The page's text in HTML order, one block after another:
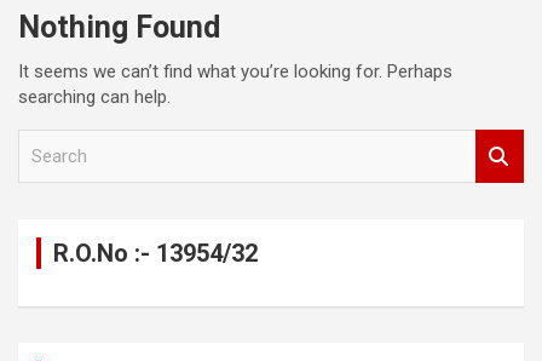
Nothing Found
It seems we can’t find what you’re looking for. Perhaps
searching can help.
R.O.No :- 13954/32